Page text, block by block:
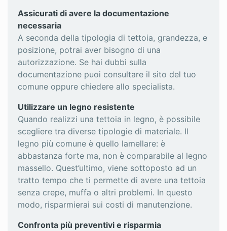
Assicurati di avere la documentazione
necessaria
A seconda della tipologia di tettoia, grandezza, e
posizione, potrai aver bisogno di una
autorizzazione. Se hai dubbi sulla
documentazione puoi consultare il sito del tuo
comune oppure chiedere allo specialista.
Utilizzare un legno resistente
Quando realizzi una tettoia in legno, è possibile
scegliere tra diverse tipologie di materiale. Il
legno più comune è quello lamellare: è
abbastanza forte ma, non è comparabile al legno
massello. Quest’ultimo, viene sottoposto ad un
tratto tempo che ti permette di avere una tettoia
senza crepe, muffa o altri problemi. In questo
modo, risparmierai sui costi di manutenzione.
Confronta più preventivi e risparmia